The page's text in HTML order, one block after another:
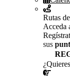
Rutas
Acceda
sus